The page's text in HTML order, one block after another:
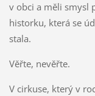
v obci a měli smysl
historku, která se
stala.
Věřte, nevěřte.
V cirkuse, který v